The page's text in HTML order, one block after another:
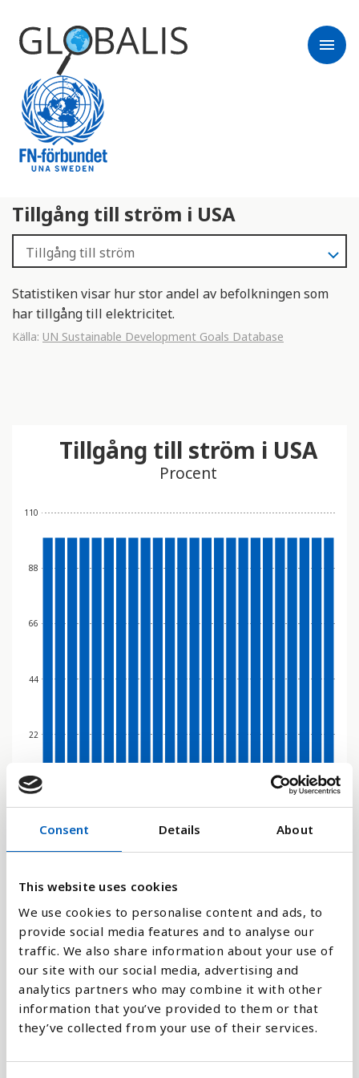
Consent Details About
This website uses cookies
We use cookies to personalise content and ads, to
provide social media features and to analyse our
traffic. We also share information about your use of
our site with our social media, advertising and
analytics partners who may combine it with other
information that you’ve provided to them or that
they’ve collected from your use of their services.
menu
Tillgång till ström i USA
Statistiken visar hur stor andel av befolkningen som
har tillgång till elektricitet.
Källa: UN Sustainable Development Goals Database
0
22
44
66
88
110
200020012002200320042005200620072008200920102011201220132014201520162017201820192020202120222023
Tillgång till ström i USA
Procent
Platt
Jämför med: